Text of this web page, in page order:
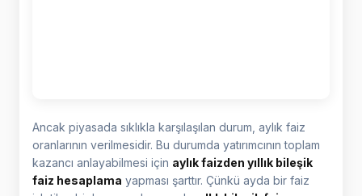
Ancak piyasada sıklıkla karşılaşılan durum, aylık faiz
oranlarının verilmesidir. Bu durumda yatırımcının toplam
kazancı anlayabilmesi için aylık faizden yıllık bileşik
faiz hesaplama yapması şarttır. Çünkü ayda bir faiz